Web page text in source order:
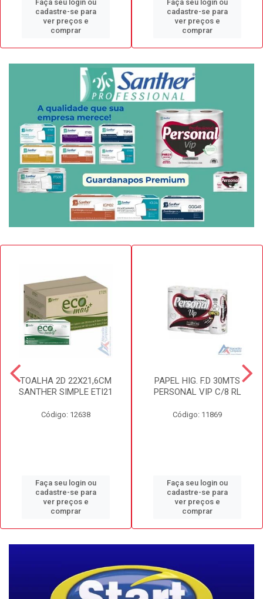
Faça seu login ou
cadastre-se para
ver preços e
comprar
Faça seu login ou
cadastre-se para
ver preços e
comprar
TOALHA 2D 22X21,6CM
SANTHER SIMPLE ETI21
Código: 12638
Faça seu login ou
cadastre-se para
ver preços e
comprar
PAPEL HIG. F.D 30MTS
PERSONAL VIP C/8 RL
Código: 11869
Faça seu login ou
cadastre-se para
ver preços e
comprar